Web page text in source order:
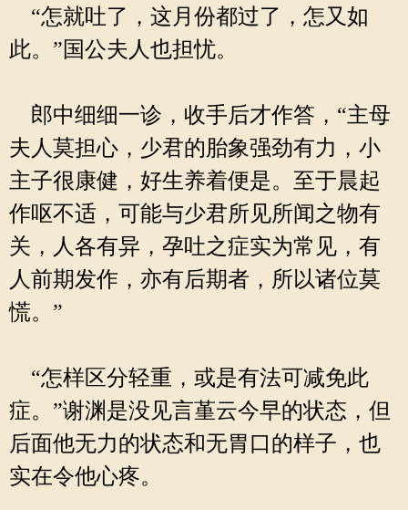
“怎就吐了，这月份都过了，怎又如
此。”国公夫人也担忧。
郎中细细一诊，收手后才作答，“主母
夫人莫担心，少君的胎象强劲有力，小
主子很康健，好生养着便是。至于晨起
作呕不适，可能与少君所见所闻之物有
关，人各有异，孕吐之症实为常见，有
人前期发作，亦有后期者，所以诸位莫
慌。”
“怎样区分轻重，或是有法可减免此
症。”谢渊是没见言堇云今早的状态，但
后面他无力的状态和无胃口的样子，也
实在令他心疼。